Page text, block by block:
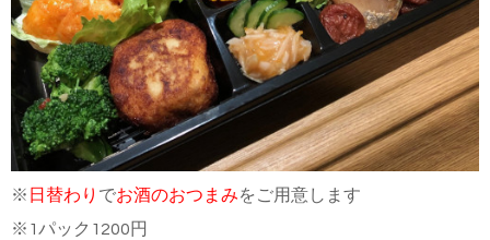
※ 日替わり でお酒のおつまみをご用意します
※1パック1200円